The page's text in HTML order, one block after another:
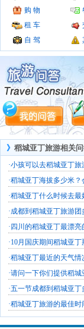
购 物
租 车
自 驾
》 稻城亚丁旅游相关
·小孩可以去稻城亚丁旅
·稻城亚丁海拔多少米？
·稻城亚丁什么时候去最
·成都到稻城亚丁旅游团
· 四川的稻城亚丁最漂亮
·10月国庆期间稻城亚丁
·稻城亚丁最近的天气情
·请问一下你们提供稻城
·五一节成都到稻城亚丁
·稻城亚丁旅游的最佳时